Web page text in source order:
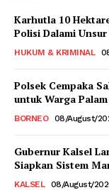
Karhutla 10
Polisi Dalami
HUKUM & KRIMINAL
Polsek Cempaka
untuk Warga
BORNEO 08/August/
Gubernur Kalsel
Siapkan Sistem
KALSEL 08/August/